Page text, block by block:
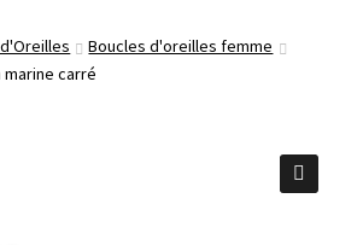
Boucles d'oreilles femme
marine carré